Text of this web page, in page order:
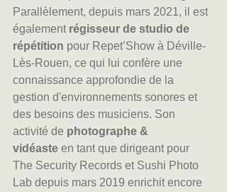
Parallèlement, depuis mars 2021, il est
également régisseur de studio de
répétition pour Repet’Show à Déville-
Lès-Rouen, ce qui lui confère une
connaissance approfondie de la
gestion d'environnements sonores et
des besoins des musiciens. Son
activité de photographe &
vidéaste en tant que dirigeant pour
The Security Records et Sushi Photo
Lab depuis mars 2019 enrichit encore